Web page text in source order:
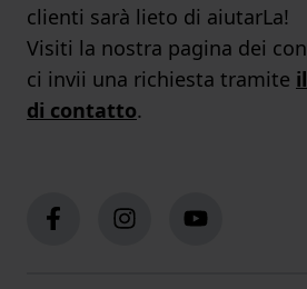
clienti sarà lieto di aiutarLa!
Visiti la nostra pagina dei
ci invii una richiesta tramite il
di contatto.